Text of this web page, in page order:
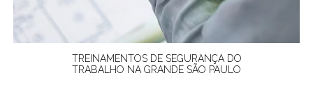
TREINAMENTOS DE SEGURANÇA DO
TRABALHO NA GRANDE SÃO PAULO